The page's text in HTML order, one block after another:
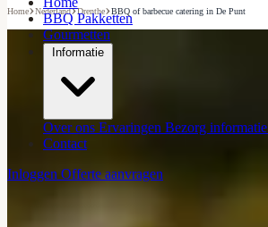
BBQ Pakketten
Gourmetten
Informatie
Over ons Ervaringen Bezorg informatie
Contact
Inloggen Offerte aanvragen
Home›Nederland›Drenthe›BBQ of barbecue catering in De Punt